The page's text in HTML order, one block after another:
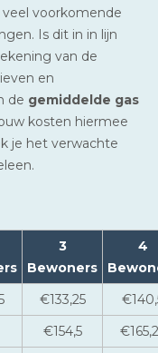
voorkomende
Is dit in in lijn
van de
en
de gemiddelde gas
kosten hiermee
je het verwachte
3
Bewoners
4
€133,25
€154,5